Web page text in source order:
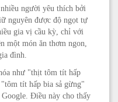
người yêu thích bởi
nguyên được độ ngọt tự
gia vị cầu kỳ, chỉ với
một món ăn thơm ngon,
đình.
như "thịt tôm tít hấp
tít hấp bia sả gừng"
Điều này cho thấy